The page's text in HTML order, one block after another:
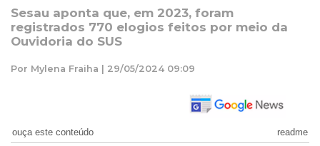
Sesau aponta que, em 2023, foram
registrados 770 elogios feitos por meio da
Ouvidoria do SUS
Por Mylena Fraiha | 29/05/2024 09:09
ouça este conteúdo readme